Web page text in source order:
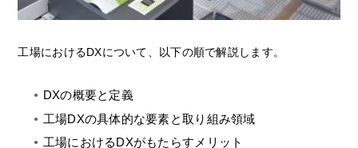
工場におけるDXについて、以下の順で解説します。
DXの概要と定義
工場DXの具体的な要素と取り組み領域
工場におけるDXがもたらすメリット